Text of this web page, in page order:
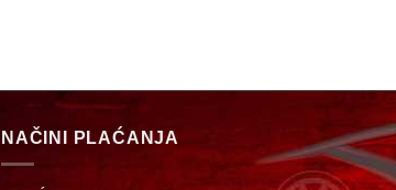
NAČINI PLAĆANJA